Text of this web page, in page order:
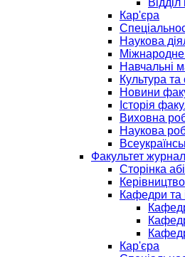
Кар'єра
Наукова
Міжнародне
Навчальні
Культура та
Новини
Історія
Виховна
Наукова
Факультет
Сторінка
Керівництво
Кафедри та
Кар'єра